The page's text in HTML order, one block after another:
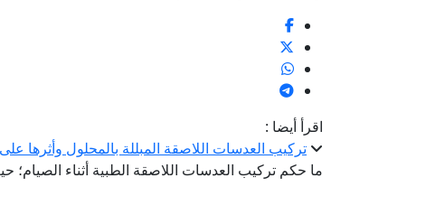
اقرأ أيضا :
تركيب العدسات اللاصقة المبللة بالمحلول وأثرها
ما حكم تركيب العدسات اللاصقة الطبية أثناء